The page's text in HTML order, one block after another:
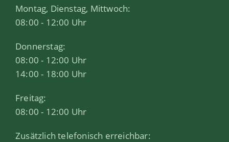
Montag, Dienstag, Mittwoch:
08:00 - 12:00 Uhr
Donnerstag:
08:00 - 12:00 Uhr
14:00 - 18:00 Uhr
Freitag:
08:00 - 12:00 Uhr
Zusätzlich telefonisch erreichbar: